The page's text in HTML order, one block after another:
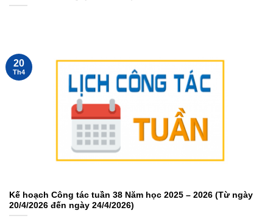
Kế hoạch Công tác tuần 38 Năm học 2025 – 2026 (Từ ngày
20/4/2026 đến ngày 24/4/2026)
20
Th4